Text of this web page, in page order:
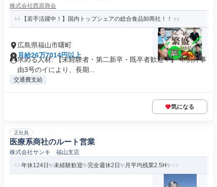
株式会社西原商会
【若手活躍中！】国内トップシェアの総合食品卸商社！！
広島県福山市曙町
月給26万7014円以上
求める人材: 【未経験者・第二新卒・既卒者歓迎！】 ※例外事
由3号のイにより、長期...
交通費支給
気になる
正社員
医療系商社のルート営業
株式会社サンキ 福山支店
年休124日✨未経験歓迎✨完全週休2日✨月平均残業2.5H✨